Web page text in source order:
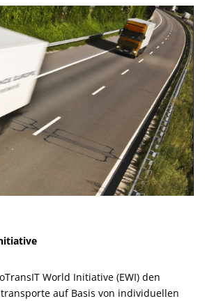
World Initiative (EWI) den
auf Basis von individuellen